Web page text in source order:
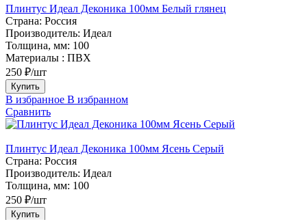
Плинтус Идеал Деконика 100мм Белый глянец
Страна: Россия
Производитель: Идеал
Толщина, мм: 100
Материалы : ПВХ
250 ₽/шт
Купить
В избранное В избранном
Сравнить
Плинтус Идеал Деконика 100мм Ясень Серый
Страна: Россия
Производитель: Идеал
Толщина, мм: 100
250 ₽/шт
Купить